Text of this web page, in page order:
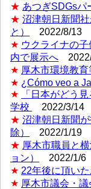
★ あつぎSDGsパ
★ 沼津朝日新聞
と）
2022/8/13
★ ウクライナの
内で展示へ
★ 厚木市環境教育
★ ¿Cómo veo a
★
「日本がどう
学校
2022/3/14
★ 沼津朝日新聞
除）
2022/1/19
★ 厚木市職員と
ョン）
2022/1/6
★ 22年後に頂い
★ 厚木市議会・